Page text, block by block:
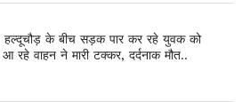
के बीच सड़क पार कर रहे युवक को
आ रहे वाहन ने मारी टक्कर, दर्दनाक मौत..